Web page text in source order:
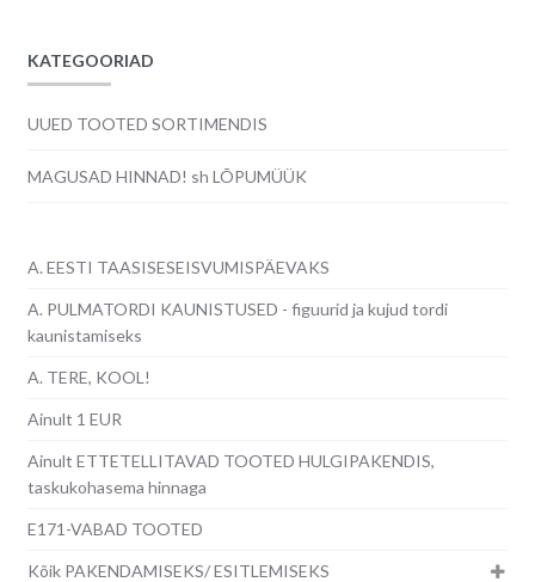
KATEGOORIAD
UUED TOOTED SORTIMENDIS
MAGUSAD HINNAD! sh LÕPUMÜÜK
A. EESTI TAASISESEISVUMISPÄEVAKS
A. PULMATORDI KAUNISTUSED - figuurid ja kujud tordi
kaunistamiseks
A. TERE, KOOL!
Ainult 1 EUR
Ainult ETTETELLITAVAD TOOTED HULGIPAKENDIS,
taskukohasema hinnaga
E171-VABAD TOOTED
Kõik PAKENDAMISEKS/ ESITLEMISEKS